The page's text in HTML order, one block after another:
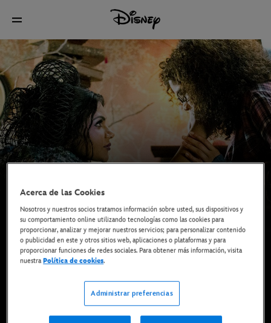
Ya disponible en Disney+*, DVD, Blu-ray y compra
digital
Acerca de las Cookies
Nosotros y nuestros socios tratamos información sobre usted, sus dispositivos y
su comportamiento online utilizando tecnologías como las cookies para
proporcionar, analizar y mejorar nuestros servicios; para personalizar contenido
o publicidad en este y otros sitios web, aplicaciones o plataformas y para
proporcionar funciones de redes sociales. Para obtener más información, visita
nuestraPolítica de cookies.
Administrar preferencias